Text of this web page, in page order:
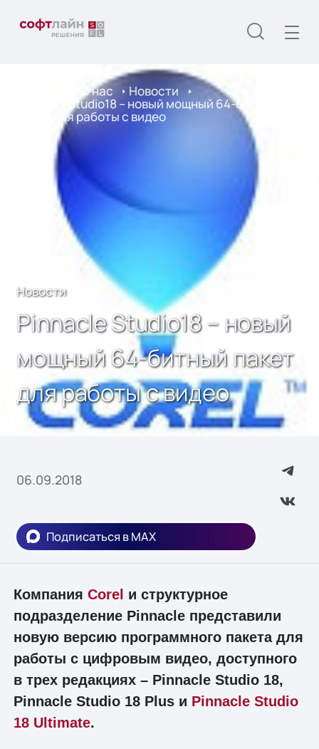
О нас Новости
Pinnacle Studio18 – новый мощный 64-битный
пакет для работы с видео
Новости
Pinnacle Studio18 – новый
мощный 64-битный пакет
для работы с видео
06.09.2018
Подписаться в MAX
Компания Corel и структурное
подразделение Pinnacle представили
новую версию программного пакета для
работы с цифровым видео, доступного
в трех редакциях – Pinnacle Studio 18,
Pinnacle Studio 18 Plus и Pinnacle Studio
18 Ultimate.